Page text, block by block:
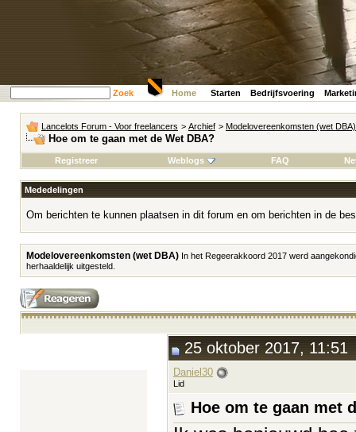
Zoek Home Starten Bedrijfsvoering
Lancelots Forum - Voor freelancers > Archief > Modelovereenkomsten (wet DBA)
Hoe om te gaan met de Wet DBA?
Registreer Weblogs FAQ
Mededelingen
Om berichten te kunnen plaatsen in dit forum en om berichten in de
Modelovereenkomsten (wet DBA) In het Regeerakkoord 2017 werd
herhaaldelijk uitgesteld.
25 oktober 2017, 11:51
Daniel30
Lid
Hoe om te gaan met